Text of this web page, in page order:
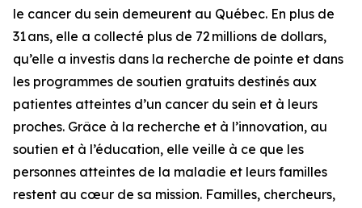
le cancer du sein demeurent au Québec. En plus de
31 ans, elle a collecté plus de 72 millions de dollars,
qu’elle a investis dans la recherche de pointe et dans
les programmes de soutien gratuits destinés aux
patientes atteintes d’un cancer du sein et à leurs
proches. Grâce à la recherche et à l’innovation, au
soutien et à l’éducation, elle veille à ce que les
personnes atteintes de la maladie et leurs familles
restent au cœur de sa mission. Familles, chercheurs,